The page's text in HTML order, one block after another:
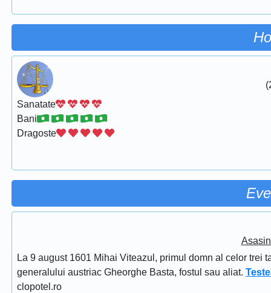
Sanatate
Bani
Dragoste
La 9 august 1601 Mihai Viteazul, primul domn al celor trei
generalului austriac Gheorghe Basta, fostul sau aliat.
clopotel.ro